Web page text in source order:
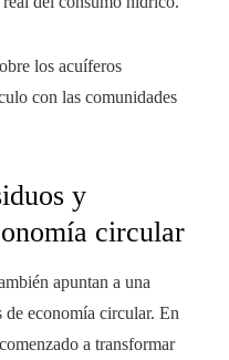
los acuíferos
con las comunidades
y
circular
apuntan a una
economía circular. En
a transformar